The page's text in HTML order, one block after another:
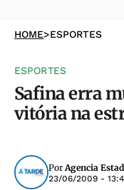
HOME>ESPORTES
ESPORTES
Safina erra
vitória na
PorAgencia
23/06/2009 -